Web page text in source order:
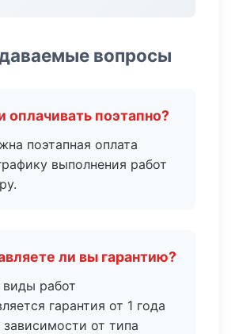
вопросы
поэтапно?
поэтапная оплата
выполнения работ
ли вы гарантию?
работ
гарантия от 1 года
от типа